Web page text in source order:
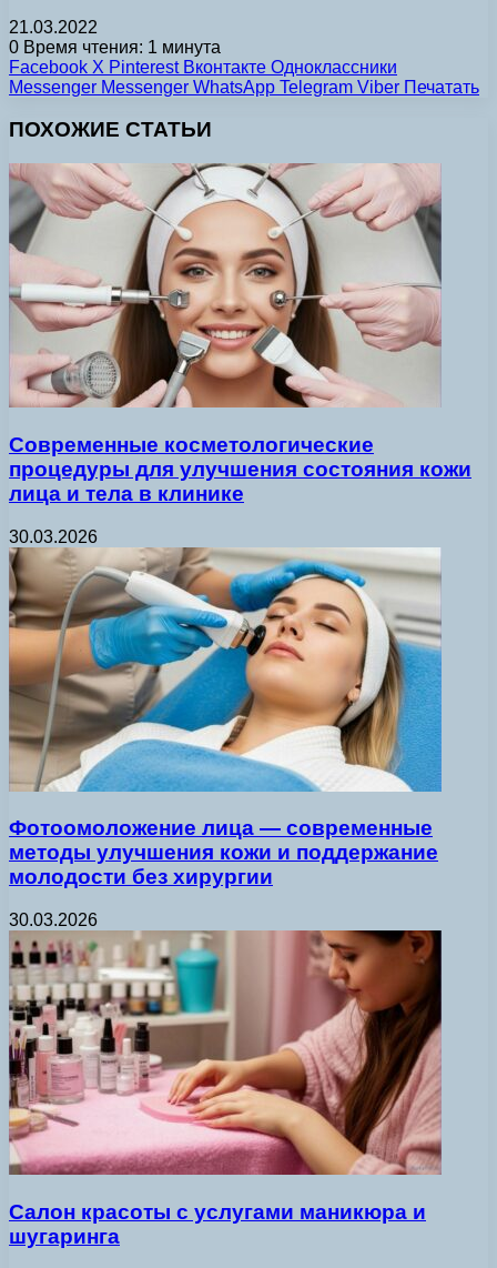
21.03.2022
0 Время чтения: 1 минута
Facebook X Pinterest Вконтакте Одноклассники
Messenger Messenger WhatsApp Telegram Viber Печатать
ПОХОЖИЕ СТАТЬИ
Современные косметологические
процедуры для улучшения состояния кожи
лица и тела в клинике
30.03.2026
Фотоомоложение лица — современные
методы улучшения кожи и поддержание
молодости без хирургии
30.03.2026
Салон красоты с услугами маникюра и
шугаринга